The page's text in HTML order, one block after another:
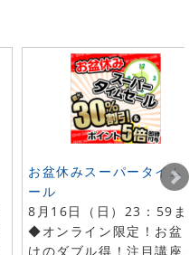
お盆休みスーパータイム
ール
8月16日（日）23：59
◆オンライン限定！お盆
けのダブル得！注目講座